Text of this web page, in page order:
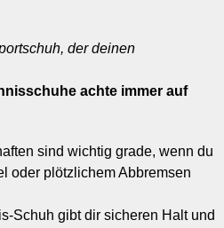
der deinen
achte immer auf
sind wichtig grade, wenn du
oder plötzlichem Abbremsen
Schuh gibt dir sicheren Halt und